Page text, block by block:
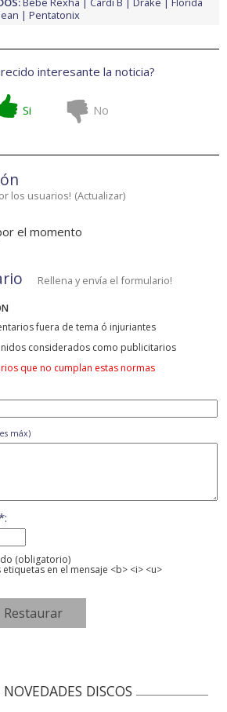
Pentatonix
interesante la noticia?
Si No
los usuarios! (Actualizar)
el momento
Rellena y envía el formulario!
fuera de tema ó injuriantes
considerados como publicitarios
que no cumplan estas normas
máx)
(obligatorio)
en el mensaje <b> <i> <u>
NOVEDADES DISCOS